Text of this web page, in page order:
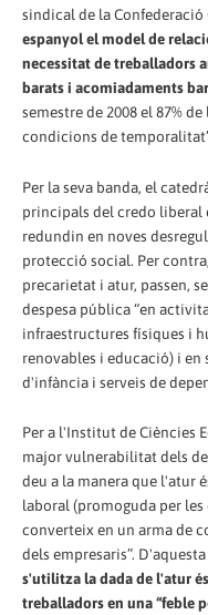
sindical de la Confederació
espanyol el model de
necessitat de treballadors
barats i acomiadaments
semestre de 2008 el 87%
condicions de
Per la seva banda, el
principals del credo
redundin en noves
protecció social. Per
precarietat i atur, passen,
despesa pública “en
infraestructures físiques i
renovables i educació) i en
d'infància i serveis de
Per a l'Institut de Ciències
major vulnerabilitat dels
deu a la manera que l'atur
laboral (promoguda per
converteix en un arma de
dels empresaris”.
s'utilitza la dada de l'atur
treballadors en una “feble